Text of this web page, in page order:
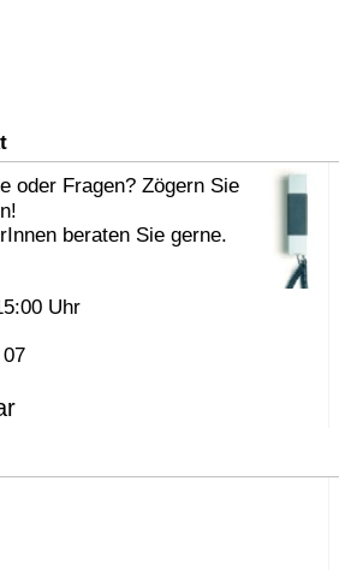
oder Fragen? Zögern Sie
beraten Sie gerne.
Uhr